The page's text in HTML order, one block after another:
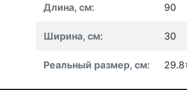
Длина, см: 90
Ширина, см: 30
Реальный размер, см: